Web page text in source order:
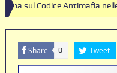
Antimafia nelle
nulle deve produrre
Share 0 Tweet